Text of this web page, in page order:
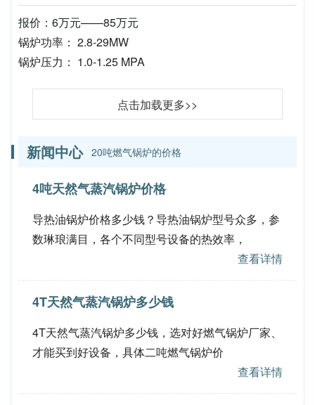
报价：6万元——85万元
锅炉功率： 2.8-29MW
锅炉压力： 1.0-1.25 MPA
点击加载更多>>
新闻中心 20吨燃气锅炉的价格
4吨天然气蒸汽锅炉价格
导热油锅炉价格多少钱？导热油锅炉型号众多，参
数琳琅满目，各个不同型号设备的热效率，
查看详情
4T天然气蒸汽锅炉多少钱
4T天然气蒸汽锅炉多少钱，选对好燃气锅炉厂家、
才能买到好设备，具体二吨燃气锅炉价
查看详情